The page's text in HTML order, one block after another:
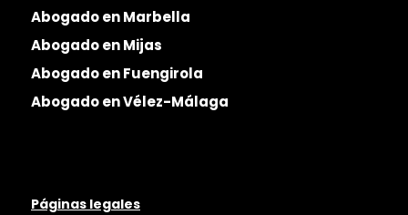
Abogado en Marbella
Abogado en Mijas
Abogado en Fuengirola
Abogado en Vélez-Málaga
Páginas legales